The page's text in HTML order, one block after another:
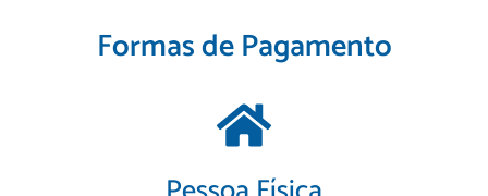
Formas de Pagamento